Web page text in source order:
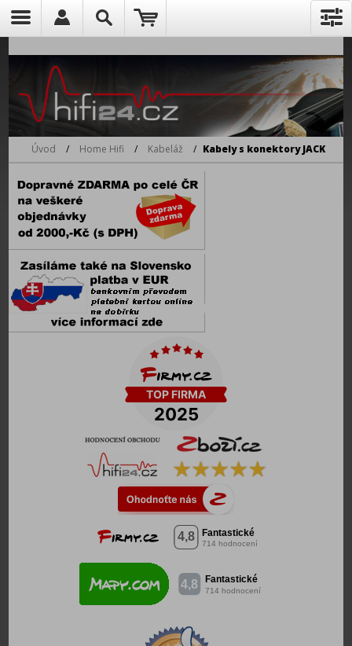
Úvod / Home Hifi / Kabeláž / Kabely s konektory JACK